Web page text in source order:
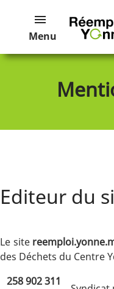
Menu
Editeur du
Le site
des Déchets du Centre
258 902 311